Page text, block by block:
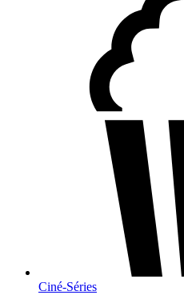
Ciné-Séries